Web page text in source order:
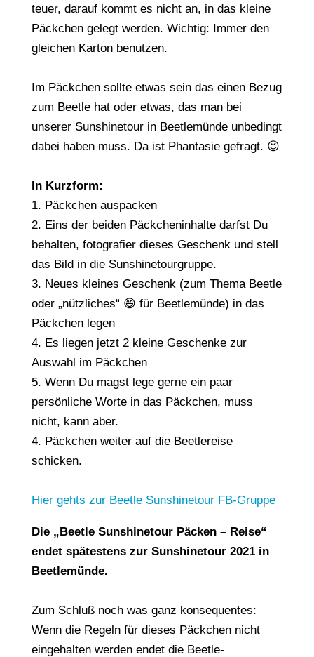
teuer, darauf kommt es nicht an, in das kleine
Päckchen gelegt werden. Wichtig: Immer den
gleichen Karton benutzen.
Im Päckchen sollte etwas sein das einen Bezug
zum Beetle hat oder etwas, das man bei
unserer Sunshinetour in Beetlemünde unbedingt
dabei haben muss. Da ist Phantasie gefragt. 😉
In Kurzform:
1. Päckchen auspacken
2. Eins der beiden Päckcheninhalte darfst Du
behalten, fotografier dieses Geschenk und stell
das Bild in die Sunshinetourgruppe.
3. Neues kleines Geschenk (zum Thema Beetle
oder „nützliches“ 😄 für Beetlemünde) in das
Päckchen legen
4. Es liegen jetzt 2 kleine Geschenke zur
Auswahl im Päckchen
5. Wenn Du magst lege gerne ein paar
persönliche Worte in das Päckchen, muss
nicht, kann aber.
4. Päckchen weiter auf die Beetlereise
schicken.
Hier gehts zur Beetle Sunshinetour FB-Gruppe
Die „Beetle Sunshinetour Päcken – Reise“
endet spätestens zur Sunshinetour 2021 in
Beetlemünde.
Zum Schluß noch was ganz konsequentes:
Wenn die Regeln für dieses Päckchen nicht
eingehalten werden endet die Beetle-